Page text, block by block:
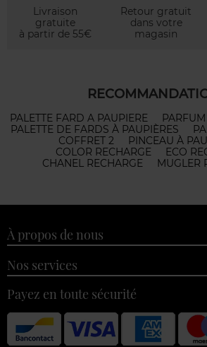
Livraison
gratuite
à partir de 55€
Retour gratuit
dans votre
magasin
PALETTE FARD A PAUPIERE
PALETTE DE FARDS À PAUPIÈRES
COFFRET 2
PINCEAU À
COLOR RECHARGE
ECO
CHANEL RECHARGE
MUGLER
À propos de nous
Nos services
Payez en toute sécurité